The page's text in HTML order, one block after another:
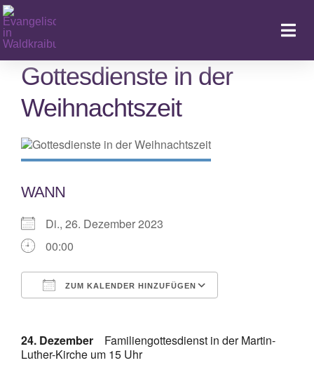
Zum
Inhalt
springen
Gottesdienste in der
Weihnachtszeit
WANN
Di., 26. Dezember 2023
00:00
ZUM KALENDER HINZUFÜGEN
24. Dezember Familiengottesdienst in der Martin-
Luther-Kirche um 15 Uhr